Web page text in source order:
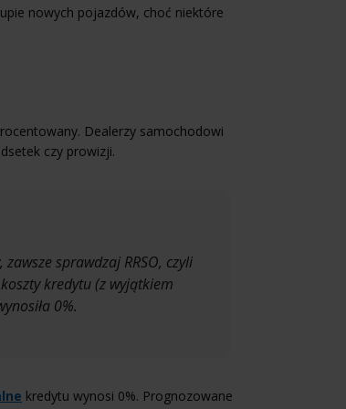
nowych pojazdów, choć niektóre
Dealerzy samochodowi
czy prowizji.
sprawdzaj RRSO, czyli
kredytu (z wyjątkiem
0%.
kredytu wynosi 0%. Prognozowane